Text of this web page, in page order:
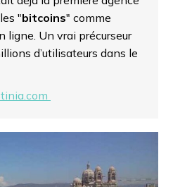
"bitcoins" comme
ligne. Un vrai précurseur
d’utilisateurs dans le